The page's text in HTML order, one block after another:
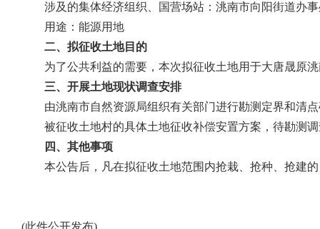
涉及的集体经济组织、国营场站：洮南市向阳街道办
用途：能源用地
二、拟征收土地目的
为了公共利益的需要，本次拟征收土地用于大唐晟原
三、开展土地现状调查安排
由洮南市自然资源局组织有关部门进行勘测定界和清
被征收土地村的具体土地征收补偿安置方案，待勘测
四、其他事项
本公告后，凡在拟征收土地范围内抢栽、抢种、抢建
(此件公开发布)